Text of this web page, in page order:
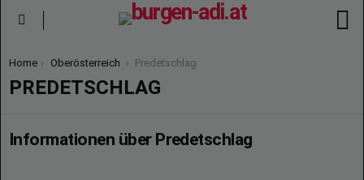
You are here:
Home Oberösterreich Predetschlag
PREDETSCHLAG
Informationen über Predetschlag